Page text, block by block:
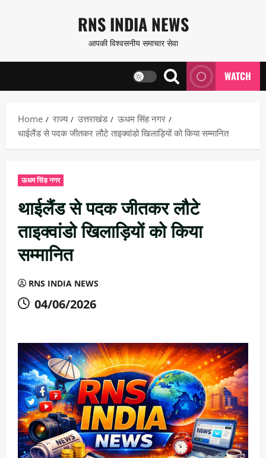
content
RNS INDIA NEWS
आपकी विश्वसनीय समाचार सेवा
WATCH
Home राज्य उत्तराखंड
ऊधम सिंह नगर
थाईलैंड से पदक जीतकर लौटे ताइक्वांडो खिलाड़ियों को किया सम्मानित
ऊधम सिंह नगर
थाईलैंड से पदक जीतकर लौटे
ताइक्वांडो खिलाड़ियों को किया
सम्मानित
RNS INDIA NEWS
04/06/2026